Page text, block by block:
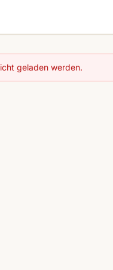
geladen werden.